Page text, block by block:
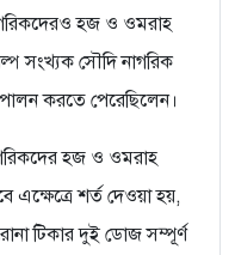
হজ ও ওমরাহ
সংখ্যক সৌদি নাগরিক
করতে পেরেছিলেন।
হজ ও ওমরাহ
শর্ত দেওয়া হয়,
টিকার দুই ডোজ সম্পূর্ণ